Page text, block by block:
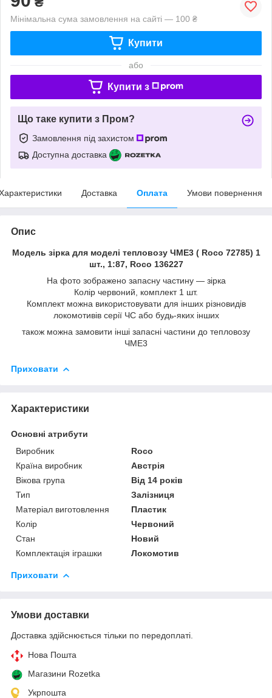
Мінімальна сума замовлення на сайті — 100 ₴
Купити
або
Купити з
Що таке купити з Пром?
Замовлення під захистом
Доступна доставка
Доставка Оплата Умови повернення
Опис
Модель зiрка для моделі тепловозу ЧМЕ3 ( Roco 72785) 1
шт., 1:87, Roco 136227
На фото зображено запасну частину — зірка
Колір червоний, комплект 1 шт.
Комплект можна використовувати для інших різновидів
локомотивів серії ЧС або будь-яких інших
також можна замовити інші запасні частини до тепловозу
ЧМЕ3
Приховати
Характеристики
Основні атрибути
Виробник
Roco
Країна виробник
Австрія
Вікова група
Від 14 років
Тип
Залізниця
Матеріал виготовлення
Пластик
Колір
Червоний
Стан
Новий
Комплектація іграшки
Локомотив
Приховати
Умови доставки
Доставка здійснюється тільки по передоплаті.
Нова Пошта
Магазини Rozetka
Укрпошта